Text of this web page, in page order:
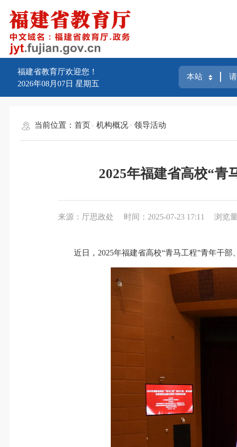
福建省教育厅欢迎您！
2026年08月07日 星期五
当前位置：首页 机构概况 领导活动
2025年福建省高校“青
来源：厅思政处 时间：2025-07-23 17:11 浏览
近日，2025年福建省高校“青马工程”青年干部